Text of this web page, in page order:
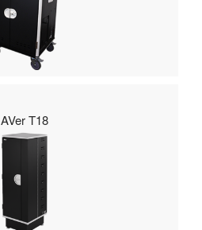
AVer T18